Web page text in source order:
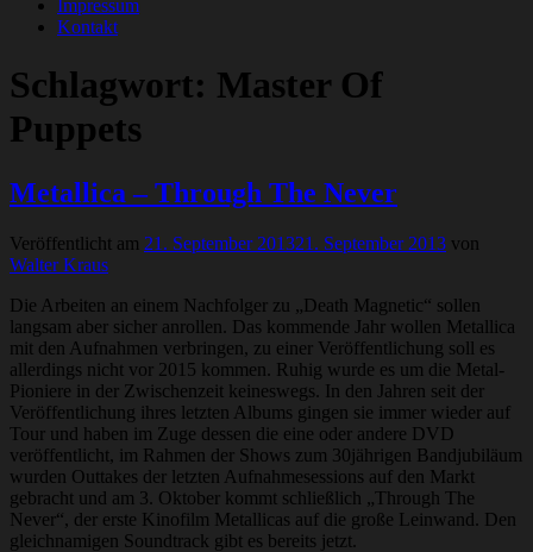
Impressum
Kontakt
Schlagwort: Master Of
Puppets
Metallica – Through The Never
Veröffentlicht am 21. September 201321. September 2013 von
Walter Kraus
Die Arbeiten an einem Nachfolger zu „Death Magnetic“ sollen
langsam aber sicher anrollen. Das kommende Jahr wollen Metallica
mit den Aufnahmen verbringen, zu einer Veröffentlichung soll es
allerdings nicht vor 2015 kommen. Ruhig wurde es um die Metal-
Pioniere in der Zwischenzeit keineswegs. In den Jahren seit der
Veröffentlichung ihres letzten Albums gingen sie immer wieder auf
Tour und haben im Zuge dessen die eine oder andere DVD
veröffentlicht, im Rahmen der Shows zum 30jährigen Bandjubiläum
wurden Outtakes der letzten Aufnahmesessions auf den Markt
gebracht und am 3. Oktober kommt schließlich „Through The
Never“, der erste Kinofilm Metallicas auf die große Leinwand. Den
gleichnamigen Soundtrack gibt es bereits jetzt.